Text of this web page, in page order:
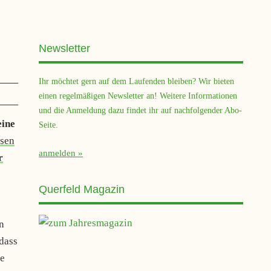
Newsletter
Ihr möchtet gern auf dem Laufenden bleiben? Wir bieten
einen regelmäßigen Newsletter an! Weitere Informationen
und die Anmeldung dazu findet ihr auf nachfolgender Abo-
Seite.
anmelden
Querfeld Magazin